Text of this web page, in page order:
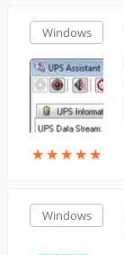
Windows
★★★★★
★★★★★
Windows